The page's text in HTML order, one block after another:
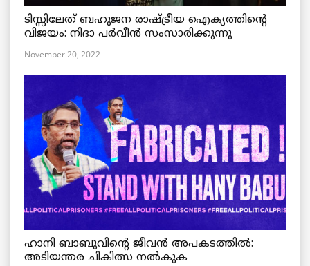
ടിസ്സിലേത് ബഹുജന രാഷ്ട്രീയ ഐക്യത്തിന്റെ
വിജയം: നിദാ പർവീൻ സംസാരിക്കുന്നു
November 20, 2022
ഹാനി ബാബുവിന്റെ ജീവൻ അപകടത്തിൽ:
അടിയന്തര ചികിത്സ നൽകുക